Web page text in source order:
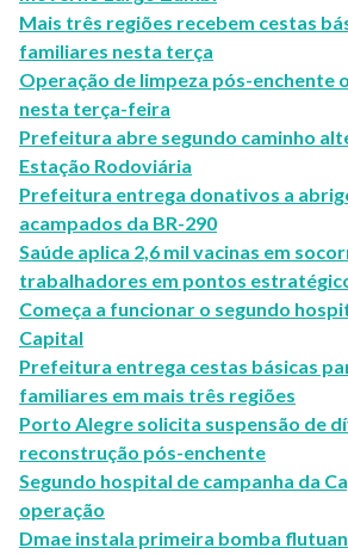
Mais três regiões recebem cestas
familiares nesta terça
Operação de limpeza pós-enchente
nesta terça-feira
Prefeitura abre segundo caminho
Estação Rodoviária
Prefeitura entrega donativos a
acampados da BR-290
Saúde aplica 2,6 mil vacinas em
trabalhadores em pontos
Começa a funcionar o segundo
Capital
Prefeitura entrega cestas básicas
familiares em mais três regiões
Porto Alegre solicita suspensão de
reconstrução pós-enchente
Segundo hospital de campanha da
operação
Dmae instala primeira bomba